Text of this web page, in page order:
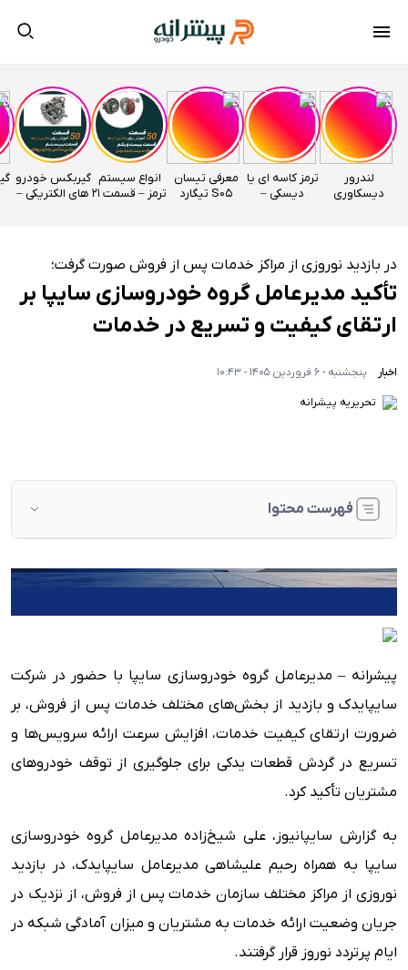
لندرور
دیسکاوری
ترمز کاسه ای یا
دیسکی –
معرفی تیسان
S05 تیگارد
انواع سیستم
ترمز – قسمت 21
گیربکس خودرو
های الکتریکی –
در بازدید نوروزی از مراکز خدمات پس از فروش صورت گرفت؛
تأکید مدیرعامل گروه خودروسازی سایپا بر
ارتقای کیفیت و تسریع در خدمات
اخبار پنجشنبه - 6 فروردین 1405 - 10:43
تحریریه پیشرانه
فهرست محتوا
پیشرانه – مدیرعامل گروه خودروسازی سایپا با حضور در شرکت
سایپایدک و بازدید از بخش‌های مختلف خدمات پس از فروش، بر
ضرورت ارتقای کیفیت خدمات، افزایش سرعت ارائه سرویس‌ها و
تسریع در گردش قطعات یدکی برای جلوگیری از توقف خودروهای
مشتریان تأکید کرد.
به گزارش سایپانیوز، علی شیخ‌زاده مدیرعامل گروه خودروسازی
سایپا به همراه رحیم علیشاهی مدیرعامل سایپایدک، در بازدید
نوروزی از مراکز مختلف سازمان خدمات پس از فروش، از نزدیک در
جریان وضعیت ارائه خدمات به مشتریان و میزان آمادگی شبکه در
ایام پرتردد نوروز قرار گرفتند.